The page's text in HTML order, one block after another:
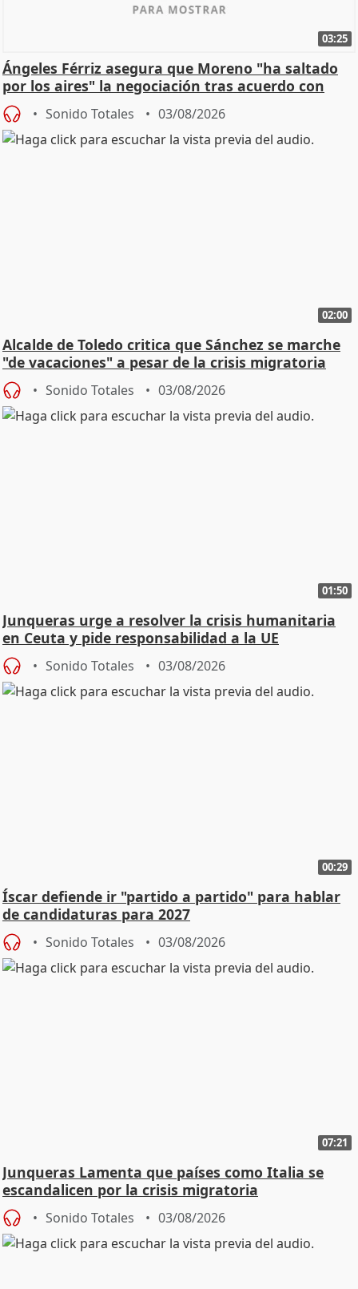
03:25
Ángeles Férriz asegura que Moreno "ha saltado
por los aires" la negociación tras acuerdo con
SMA
Sonido Totales 03/08/2026
02:00
Alcalde de Toledo critica que Sánchez se marche
"de vacaciones" a pesar de la crisis migratoria
Sonido Totales 03/08/2026
01:50
Junqueras urge a resolver la crisis humanitaria
en Ceuta y pide responsabilidad a la UE
Sonido Totales 03/08/2026
00:29
Íscar defiende ir "partido a partido" para hablar
de candidaturas para 2027
Sonido Totales 03/08/2026
07:21
Junqueras Lamenta que países como Italia se
escandalicen por la crisis migratoria
Sonido Totales 03/08/2026